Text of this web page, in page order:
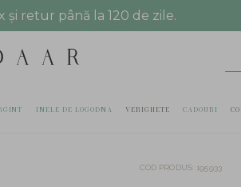
și retur până la 120 de zile.
INELE DE LOGODNA VERIGHETE CADOURI
COD PRODUS: 195933